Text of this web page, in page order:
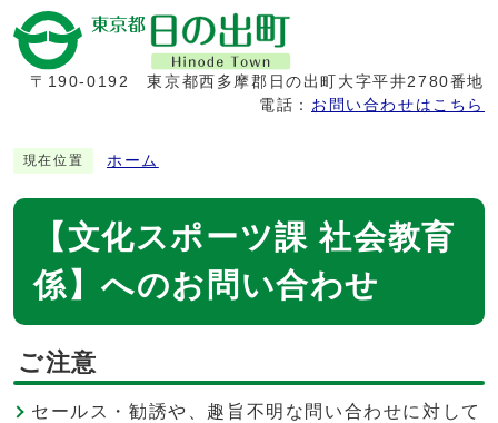
〒190-0192
東京都西多摩郡日の出町大字平井2780番地
電話： お問い合わせはこちら
現在位置 ホーム
【文化スポーツ課 社会教育
係】へのお問い合わせ
ご注意
セールス・勧誘や、趣旨不明な問い合わせに対して